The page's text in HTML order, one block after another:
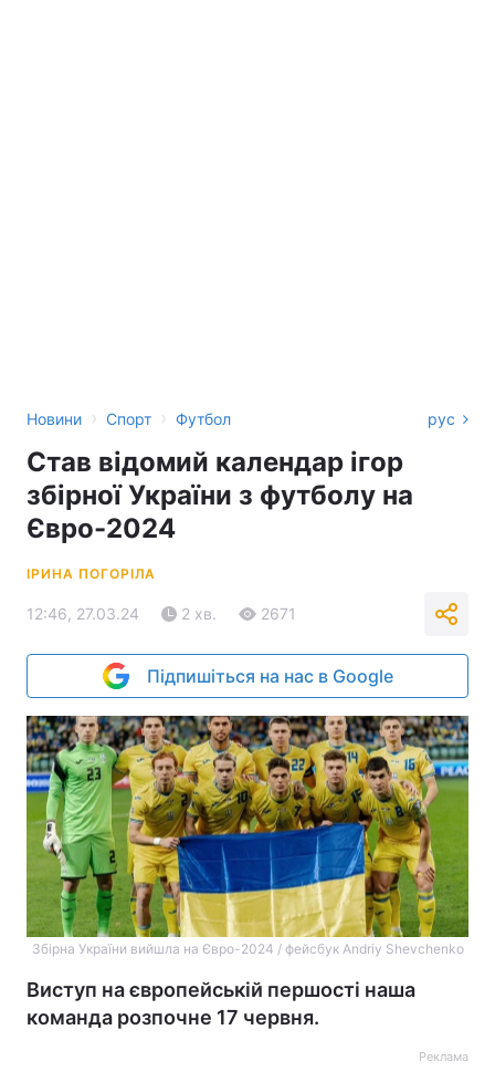
Новини › Спорт › Футбол рус
Став відомий календар ігор
збірної України з футболу на
Євро-2024
ІРИНА ПОГОРІЛА
12:46, 27.03.24 2 хв. 2671
Підпишіться на нас в Google
Збірна України вийшла на Євро-2024 / фейсбук Andriy Shevchenko
Виступ на європейській першості наша
команда розпочне 17 червня.
Реклама